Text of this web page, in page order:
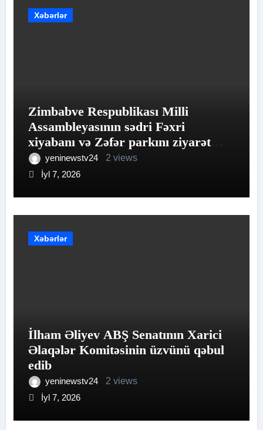
Xəbərlər
Zimbabve Respublikası Milli
Assambleyasının sədri Fəxri
xiyabanı və Zəfər parkını ziyarət
edibyeninewstv24
2 views
İyl 7, 2026
Xəbərlər
İlham Əliyev ABŞ Senatının Xarici
Əlaqələr Komitəsinin üzvünü qəbul
edib
yeninewstv24
2 views
İyl 7, 2026